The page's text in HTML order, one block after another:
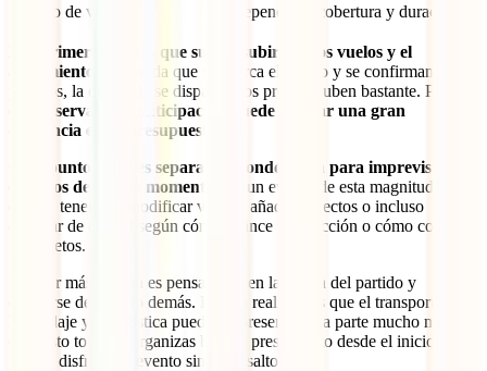
Seguro de viaje
Depende de cobertura y duración
Los primeros gastos que suelen subir son los vuelos y el
alojamiento
. A medida que se acerca el torneo y se confirman los
partidos, la demanda se dispara y los precios suben bastante. Por
reservar con anticipación puede marcar una gran
diferencia en tu presupuesto.
Otro punto clave es separar un fondo extra para imprevistos o
cambios de último momento
. En un evento de esta magnitud, es
común tener que modificar vuelos, añadir trayectos o incluso
cambiar de ciudad según cómo avance tu selección o cómo consigas
los boletos.
El error más común es pensar solo en la boleta del partido y
olvidarse de todo lo demás. Pero la realidad es que el transporte, el
hospedaje y la logística pueden representar una parte mucho mayor
del gasto total. Si organizas bien tu presupuesto desde el inicio,
podrás disfrutar el evento sin sobresaltos.